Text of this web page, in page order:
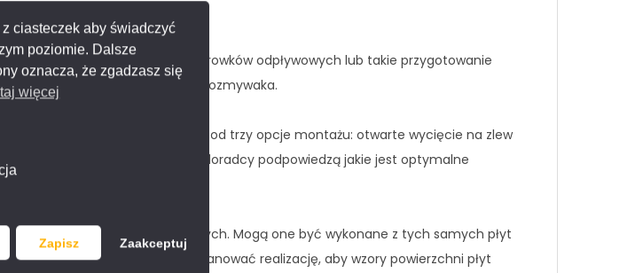
ciasteczek aby świadczyć
poziomie. Dalsze
oznacza, że zgadzasz się
więcej
Zapisz Zaakceptuj
efektownie.
polecamy wybór specjalnych rowków odpływowych lub takie przygotowanie
wody z naczyń do zlewozmywaka.
kuchennych. Przygotujemy blat pod trzy opcje montażu: otwarte wycięcie na zlew
z blatem (licowanie). Nasi doradcy podpowiedzą jakie jest optymalne
frontów ze spieków kwarcowych. Mogą one być wykonane z tych samych płyt
Postaramy się tak zaplanować realizację, aby wzory powierzchni płyt